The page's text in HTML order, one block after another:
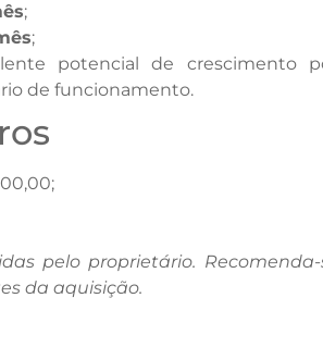
;
;
potencial de crescimento
de funcionamento.
pelo proprietário.
da aquisição.